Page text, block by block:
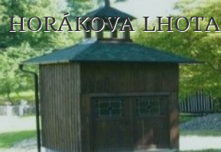
HORÁKOVA LHOTA